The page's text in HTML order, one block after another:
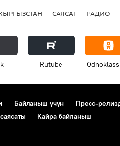
САЯСАТ РАДИО
Rutube
Байланыш үчүн Пресс-
Кайра байланыш